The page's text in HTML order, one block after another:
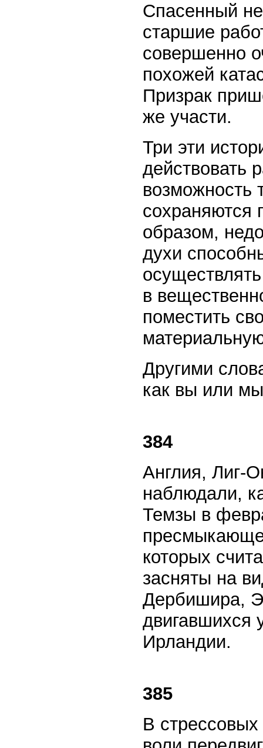
Спасенный
старшие
совершенно
похожей
Призрак
же участи.
Три эти
действовать
возможность
сохраняются
образом,
духи
в
поместить
Другими
как вы или
384
Англия, Лиг-
наблюдали,
Темзы в
которых
засняты на
Дербишира,
двигавшихся
Ирландии.
385
В